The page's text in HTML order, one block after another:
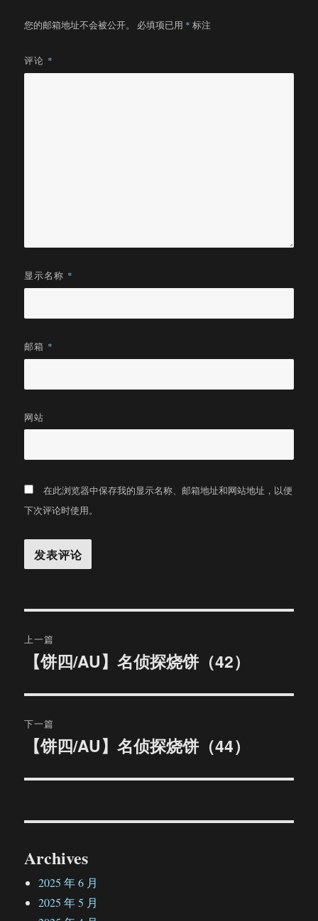
您的邮箱地址不会被公开。 必填项已用 * 标注
评论 *
显示名称 *
邮箱 *
网站
在此浏览器中保存我的显示名称、邮箱地址和网站地址，以便
下次评论时使用。
章
航
上一篇
文
章：
【饼四/AU】名侦探烧饼（42）
下一篇
文
【饼四/AU】名侦探烧饼（44）
Archives
2025 年 6 月
2025 年 5 月